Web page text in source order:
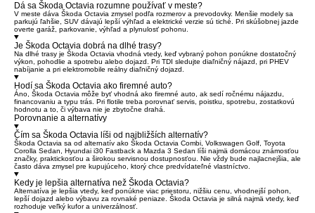
Dá sa Škoda Octavia rozumne používať v meste?
V meste dáva Škoda Octavia zmysel podľa rozmerov a prevodovky. Menšie modely sa
parkujú ľahšie, SUV dávajú lepší výhľad a elektrické verzie sú tiché. Pri skúšobnej jazde
overte garáž, parkovanie, výhľad a plynulosť pohonu.
Je Škoda Octavia dobrá na dlhé trasy?
Na dlhé trasy je Škoda Octavia vhodná vtedy, keď vybraný pohon ponúkne dostatočný
výkon, pohodlie a spotrebu alebo dojazd. Pri TDI sledujte diaľničný nájazd, pri PHEV
nabíjanie a pri elektromobile reálny diaľničný dojazd.
Hodí sa Škoda Octavia ako firemné auto?
Áno, Škoda Octavia môže byť vhodná ako firemné auto, ak sedí ročnému nájazdu,
financovaniu a typu trás. Pri flotile treba porovnať servis, poistku, spotrebu, zostatkovú
hodnotu a to, či výbava nie je zbytočne drahá.
Porovnanie a alternatívy
Čím sa Škoda Octavia líši od najbližších alternatív?
Škoda Octavia sa od alternatív ako Škoda Octavia Combi, Volkswagen Golf, Toyota
Corolla Sedan, Hyundai i30 Fastback a Mazda 3 Sedan líši najmä domácou známosťou
značky, praktickosťou a širokou servisnou dostupnosťou. Nie vždy bude najlacnejšia, ale
často dáva zmysel pre kupujúceho, ktorý chce predvídateľné vlastníctvo.
Kedy je lepšia alternatíva než Škoda Octavia?
Alternatíva je lepšia vtedy, keď ponúkne viac priestoru, nižšiu cenu, vhodnejší pohon,
lepší dojazd alebo výbavu za rovnaké peniaze. Škoda Octavia je silná najmä vtedy, keď
rozhoduje veľký kufor a univerzálnosť.